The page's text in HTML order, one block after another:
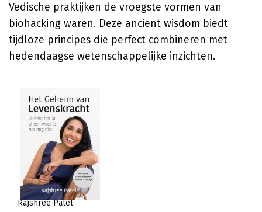
Vedische praktijken de vroegste vormen van
biohacking waren. Deze ancient wisdom biedt
tijdloze principes die perfect combineren met
hedendaagse wetenschappelijke inzichten.
Rajshree Patel